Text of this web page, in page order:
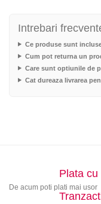
Intrebari
Ce produse sunt
Cum pot returna un
Care sunt optiunile de
Cat dureaza livrarea
Plata cu
De acum poti plati mai usor